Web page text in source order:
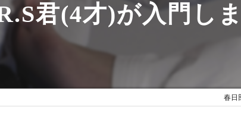
君(4才)が入門しま
春日